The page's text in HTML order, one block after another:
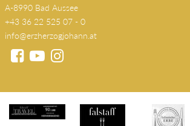
A-8990 Bad Aussee
+43 36 22 525 07 - 0
info@erzherzogjohann.at